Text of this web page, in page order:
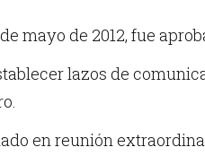
mayo de 2012, fue
lazos de
en reunión